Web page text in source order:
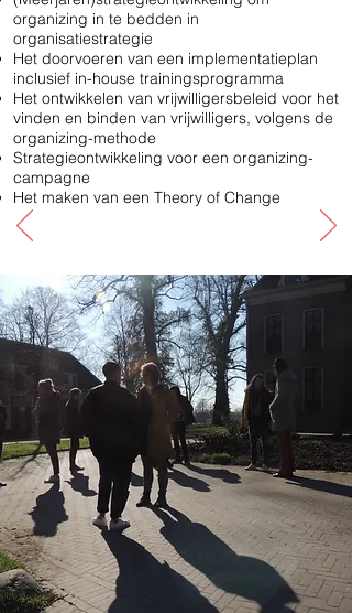
organizing in te bedden in
organisatiestrategie
Het doorvoeren van een implementatieplan
inclusief in-house trainingsprogramma
Het ontwikkelen van vrijwilligersbeleid voor het
vinden en binden van vrijwilligers, volgens de
organizing-methode
Strategieontwikkeling voor een organizing-
campagne
Het maken van een Theory of Change